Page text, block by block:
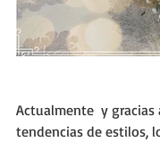
Actualmente  y gracias
tendencias de estilos,